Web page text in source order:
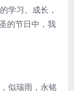
学习、成长，
的节日中，我
似瑞雨，永铭